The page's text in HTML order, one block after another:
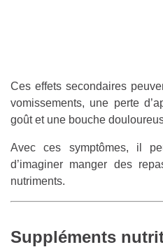
Ces effets secondaires
vomissements, une perte
goût et une bouche
Avec ces symptômes, il
d’imaginer manger des
nutriments.
Suppléments